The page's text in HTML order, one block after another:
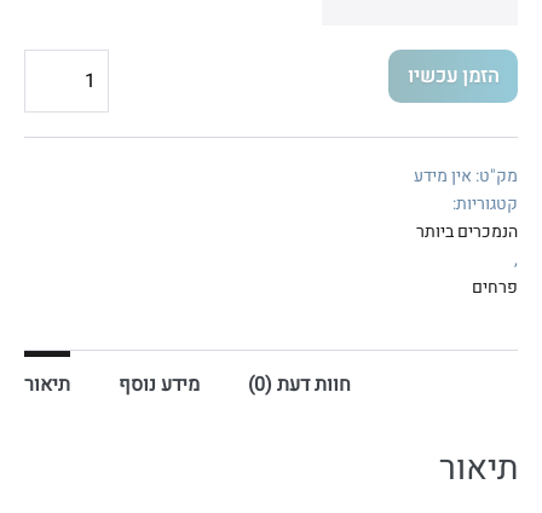
מיקס
הזמן עכשיו
מק"ט: אין מידע
קטגוריות:
הנמכרים ביותר
,
פרחים
תיאור מידע נוסף חוות דעת (0)
תיאור